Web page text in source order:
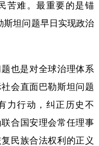
亚太网 上市公司
河北 山西
上海 江苏
福建 江西
苦难。最重要的是锚
斯坦问题早日实现政治
也是对全球治理体系
会直面巴勒斯坦问题
力行动，纠正历史不
合国安理会常任理事
民族合法权利的正义